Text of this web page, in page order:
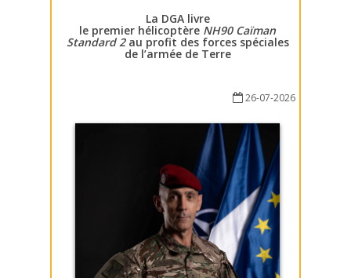
La DGA livre
le premier hélicoptère NH90 Caïman
Standard 2au profit des forces spéciales
de l’armée de Terre
26-07-2026